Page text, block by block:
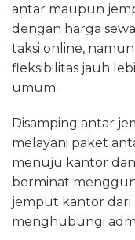
antar maupun
dengan harga
taksi online,
fleksibilitas jauh
umum.
Disamping antar
melayani paket
menuju kantor dan
berminat
jemput kantor dari
menghubungi